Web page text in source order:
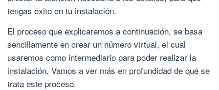
tengas éxito en tu instalación.
El proceso que explicaremos a continuación, se basa
sencillamente en crear un número virtual, el cual
usaremos como intermediario para poder realizar la
instalación. Vamos a ver más en profundidad de qué se
trata este proceso.